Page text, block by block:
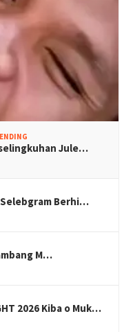
Jule…
Selebgram Berhi…
M…
2026 Kiba o Muk…